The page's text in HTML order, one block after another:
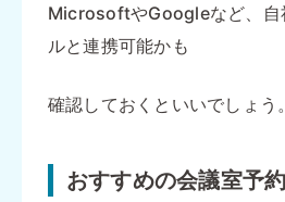
MicrosoftやGoogleなど、自
ルと連携可能かも
確認しておくといいでしょう。
おすすめの会議室予